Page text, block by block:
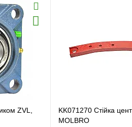
ZVL,
KK071270 Стійка
MOLBRO